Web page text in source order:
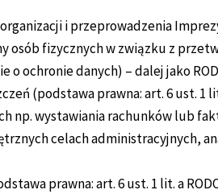
i przeprowadzenia
osób fizycznych w związku z
o ochronie danych) – dalej jako
(podstawa prawna: art. 6 ust. 1
np. wystawiania rachunków lub
celach administracyjnych,
prawna: art. 6 ust. 1 lit. a